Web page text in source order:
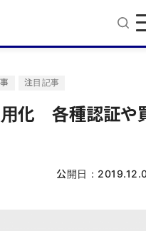
注目記事
用化 各種認証や
公開日：